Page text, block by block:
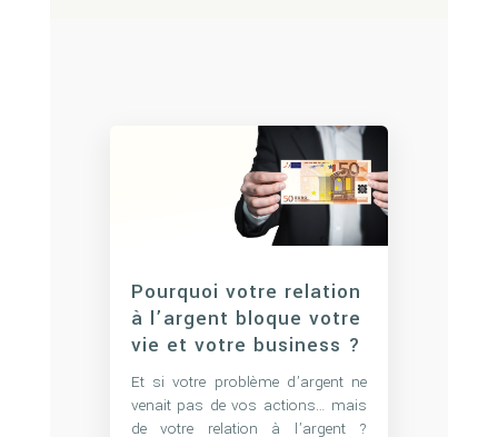
Pourquoi votre relation
à l’argent bloque votre
vie et votre business ?
Et si votre problème d’argent ne
venait pas de vos actions… mais
de votre relation à l’argent ?